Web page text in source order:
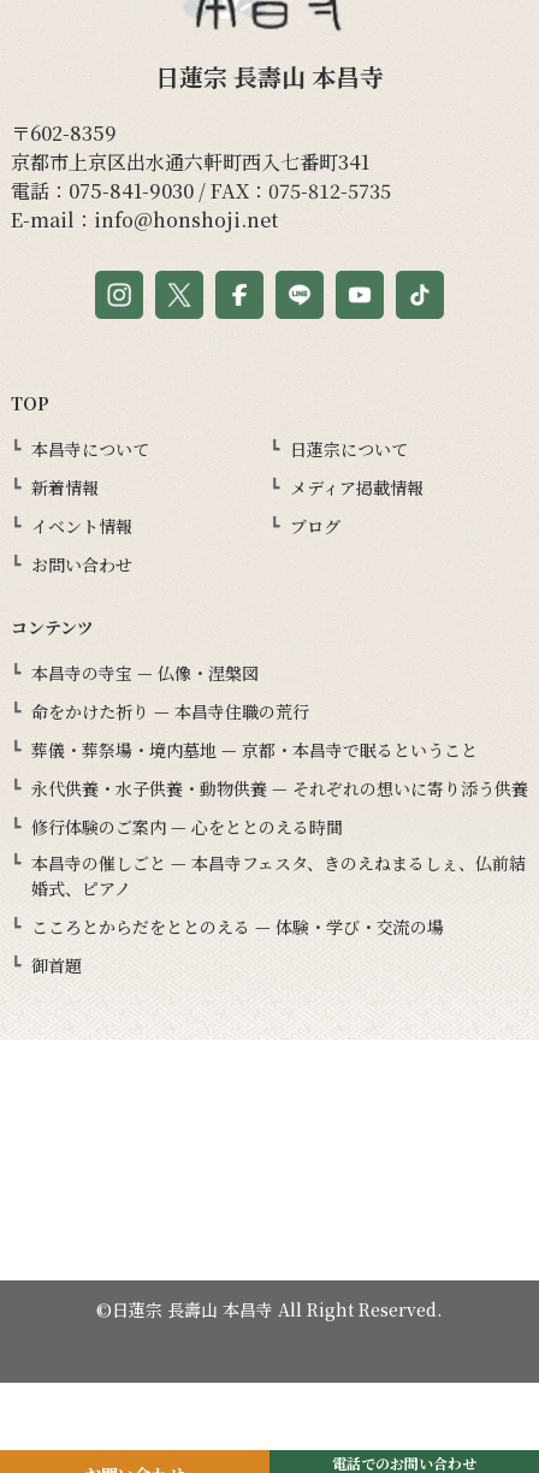
電話でのお問い合わせ
日蓮宗 長壽山 本昌寺
〒602-8359
京都市上京区出水通六軒町西入七番町341
電話： 075-841-9030/ FAX：075-812-5735
E-mail： info@honshoji.net
TOP
本昌寺について
日蓮宗について
新着情報
メディア掲載情報
イベント情報
ブログ
お問い合わせ
コンテンツ
本昌寺の寺宝 — 仏像・涅槃図
命をかけた祈り — 本昌寺住職の荒行
葬儀・葬祭場・境内墓地 — 京都・本昌寺で眠るということ
永代供養・水子供養・動物供養 — それぞれの想いに寄り添う供養
修行体験のご案内 — 心をととのえる時間
本昌寺の催しごと — 本昌寺フェスタ、きのえねまるしぇ、仏前結
婚式、ピアノ
こころとからだをととのえる — 体験・学び・交流の場
御首題
©日蓮宗 長壽山 本昌寺 All Right Reserved.